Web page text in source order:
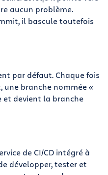
aucun problème.
il bascule toutefois
par défaut. Chaque fois
une branche nommée «
et devient la branche
de CI/CD intégré à
développer, tester et